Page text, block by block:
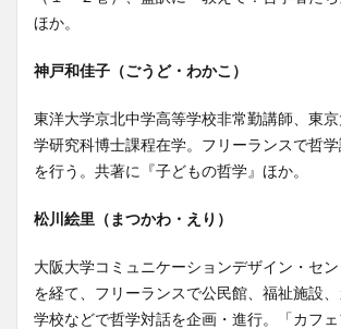
ほか。
神戸和佳子（ごうど・わかこ）
東洋大学京北中学高等学校非常勤講師、東
学研究科博士課程在学。フリーランスで哲
を行う。共著に『子どもの哲学』ほか。
松川絵里（まつかわ・えり）
大阪大学コミュニケーションデザイン・セ
を経て、フリーランスで公民館、福祉施設、
学校などで哲学対話を企画・進行。「カフ